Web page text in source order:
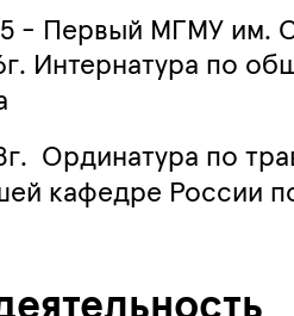
- Первый МГМУ им.
Интернатура по
Ординатура по
кафедре России